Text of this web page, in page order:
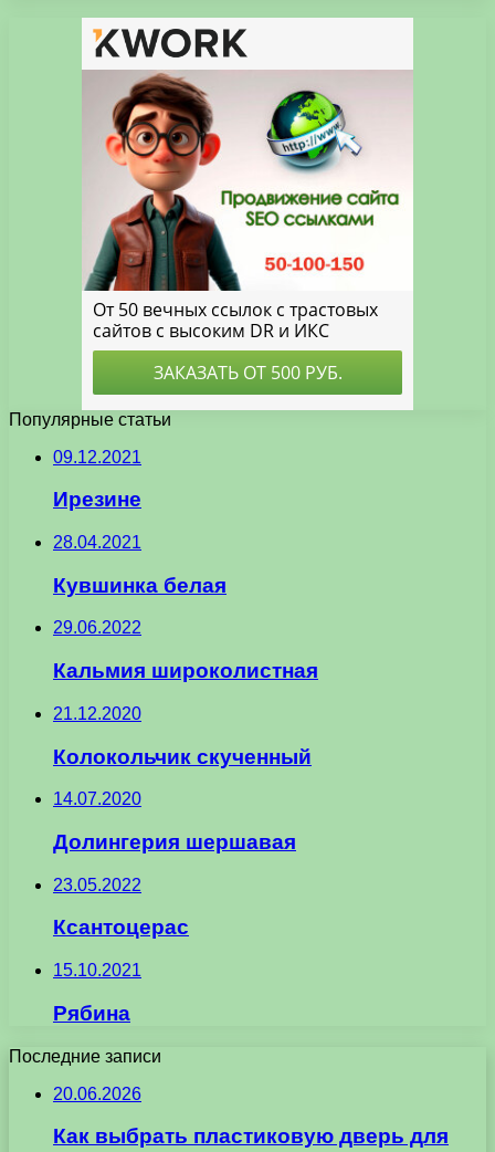
Популярные статьи
09.12.2021
Ирезине
28.04.2021
Кувшинка белая
29.06.2022
Кальмия широколистная
21.12.2020
Колокольчик скученный
14.07.2020
Долингерия шершавая
23.05.2022
Ксантоцерас
15.10.2021
Рябина
Последние записи
20.06.2026
Как выбрать пластиковую дверь для